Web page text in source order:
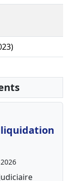
liquidation